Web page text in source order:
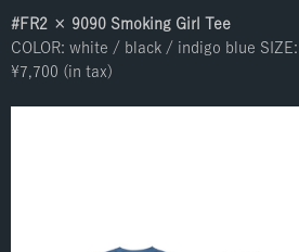
#FR2 × 9090 Smoking Girl Tee
COLOR: white / black / indigo blue
¥7,700 (in tax)